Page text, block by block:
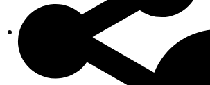
Indexen op persoonsnamen